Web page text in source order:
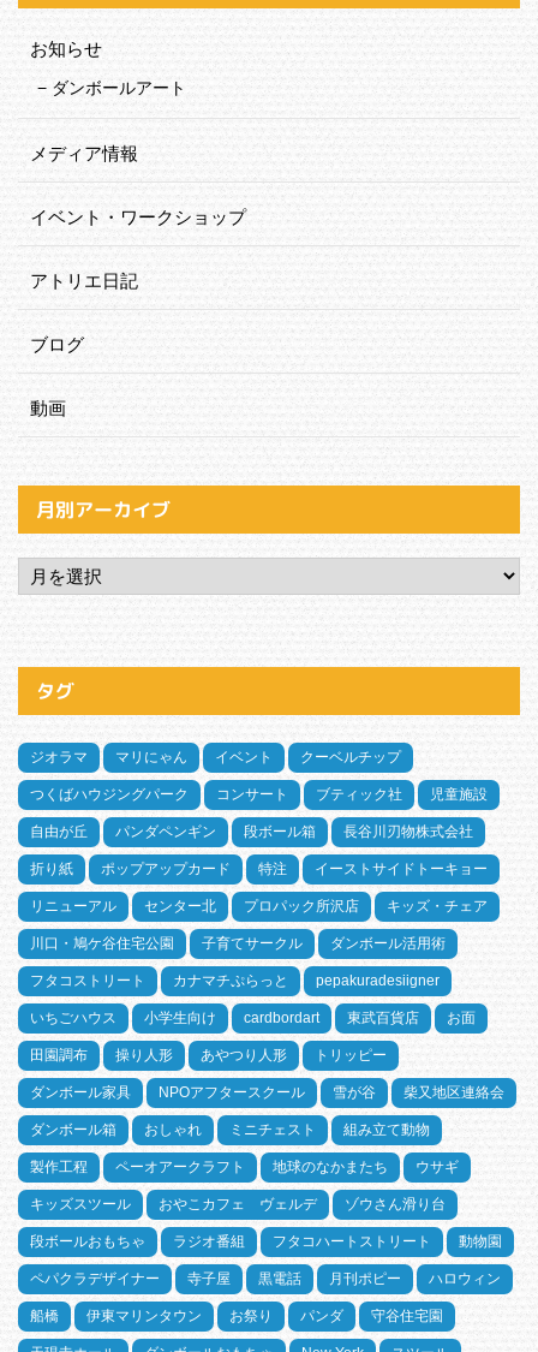
お知らせ
ダンボールアート
メディア情報
イベント・ワークショップ
アトリエ日記
ブログ
動画
月別アーカイブ
タグ
ジオラマ マリにゃん イベント クーベルチップ
つくばハウジングパーク コンサート ブティック社 児童施設
自由が丘 パンダペンギン 段ボール箱 長谷川刃物株式会社
折り紙 ポップアップカード 特注 イーストサイドトーキョー
リニューアル センター北 プロパック所沢店 キッズ・チェア
川口・鳩ケ谷住宅公園 子育てサークル ダンボール活用術
フタコストリート カナマチぷらっと pepakuradesiigner
いちごハウス 小学生向け cardbordart 東武百貨店 お面
田園調布 操り人形 あやつり人形 トリッピー
ダンボール家具 NPOアフタースクール 雪が谷 柴又地区連絡会
ダンボール箱 おしゃれ ミニチェスト 組み立て動物
製作工程 ペーオアークラフト 地球のなかまたち ウサギ
キッズスツール おやこカフェ ヴェルデ ゾウさん滑り台
段ボールおもちゃ ラジオ番組 フタコハートストリート 動物園
ペパクラデザイナー 寺子屋 黒電話 月刊ポピー ハロウィン
船橋 伊東マリンタウン お祭り パンダ 守谷住宅園